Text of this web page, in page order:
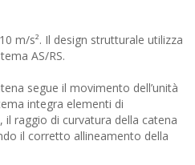
m/s². Il design strutturale utilizza
AS/RS.
segue il movimento dell’unità
integra elementi di
il raggio di curvatura della catena
il corretto allineamento della